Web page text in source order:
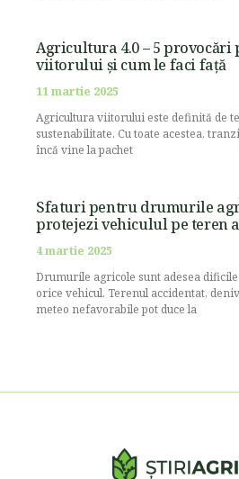
Agricultura 4.0 – 5
viitorului și cum le faci față
11 martie 2025
Agricultura viitorului este definită de
sustenabilitate. Cu toate acestea,
încă vine la pachet
Sfaturi pentru drumurile
protejezi vehiculul pe teren
4 martie 2025
Drumurile agricole sunt adesea
orice vehicul. Terenul accidentat,
meteo nefavorabile pot duce la